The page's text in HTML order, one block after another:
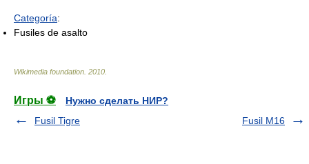
Categoría:
Fusiles de asalto
Wikimedia foundation 2010
Игры ⚽
Нужно сделать НИР?
Fusil Tigre
Fusil M16